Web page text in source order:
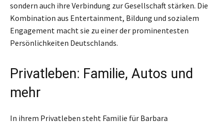
sondern auch ihre Verbindung zur Gesellschaft stärken. Die
Kombination aus Entertainment, Bildung und sozialem
Engagement macht sie zu einer der prominentesten
Persönlichkeiten Deutschlands.
Privatleben: Familie, Autos und
mehr
In ihrem Privatleben steht Familie für Barbara